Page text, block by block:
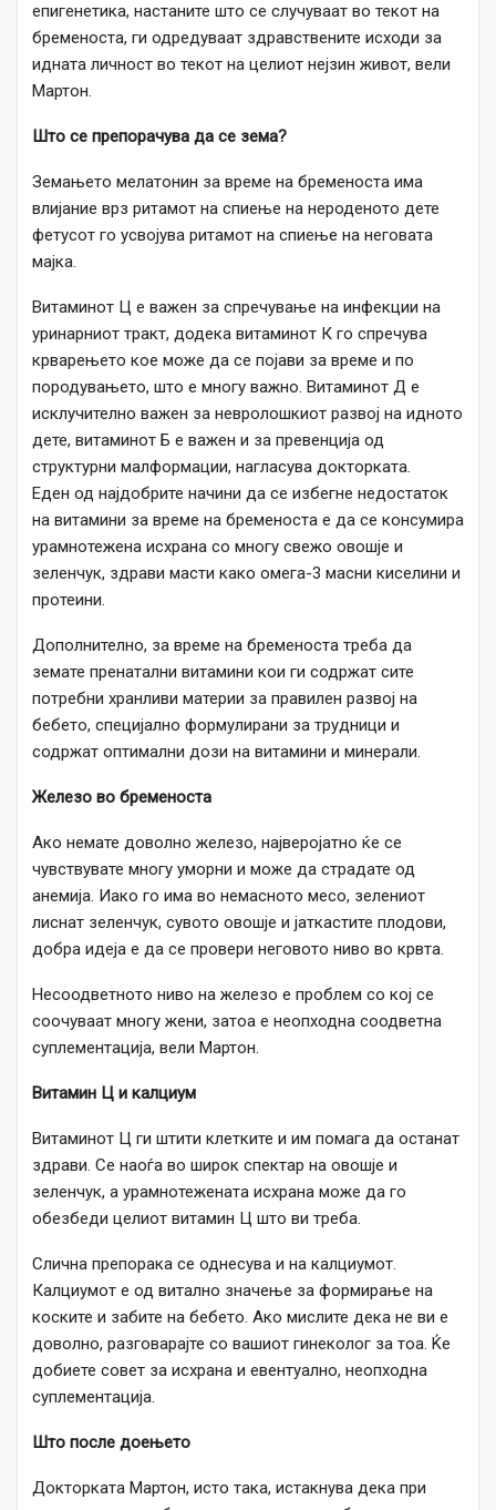
епигенетика, настаните што се случуваат во текот на
бременоста, ги одредуваат здравствените исходи за
идната личност во текот на целиот нејзин живот, вели
Мартон.
Што се препорачува да се зема?
Земањето мелатонин за време на бременоста има
влијание врз ритамот на спиење на нероденото дете
фетусот го усвојува ритамот на спиење на неговата
мајка.
Витаминот Ц е важен за спречување на инфекции на
уринарниот тракт, додека витаминот К го спречува
крварењето кое може да се појави за време и по
породувањето, што е многу важно. Витаминот Д е
исклучително важен за невролошкиот развој на идното
дете, витаминот Б е важен и за превенција од
структурни малформации, нагласува докторката.
Еден од најдобрите начини да се избегне недостаток
на витамини за време на бременоста е да се консумира
урамнотежена исхрана со многу свежо овошје и
зеленчук, здрави масти како омега-3 масни киселини и
протеини.
Дополнително, за време на бременоста треба да
земате пренатални витамини кои ги содржат сите
потребни хранливи материи за правилен развој на
бебето, специјално формулирани за трудници и
содржат оптимални дози на витамини и минерали.
Железо во бременоста
Ако немате доволно железо, најверојатно ќе се
чувствувате многу уморни и може да страдате од
анемија. Иако го има во немасното месо, зелениот
лиснат зеленчук, сувото овошје и јаткастите плодови,
добра идеја е да се провери неговото ниво во крвта.
Несоодветното ниво на железо е проблем со кој се
соочуваат многу жени, затоа е неопходна соодветна
суплементација, вели Мартон.
Витамин Ц и калциум
Витаминот Ц ги штити клетките и им помага да останат
здрави. Се наоѓа во широк спектар на овошје и
зеленчук, а урамнотежената исхрана може да го
обезбеди целиот витамин Ц што ви треба.
Слична препорака се однесува и на калциумот.
Калциумот е од витално значење за формирање на
коските и забите на бебето. Ако мислите дека не ви е
доволно, разговарајте со вашиот гинеколог за тоа. Ќе
добиете совет за исхрана и евентуално, неопходна
суплементација.
Што после доењето
Докторката Мартон, исто така, истакнува дека при